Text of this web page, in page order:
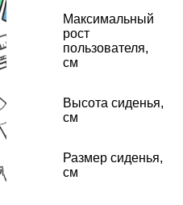
Максимальный
рост
пользователя,
см
Высота сиденья,
см
Размер сиденья,
см